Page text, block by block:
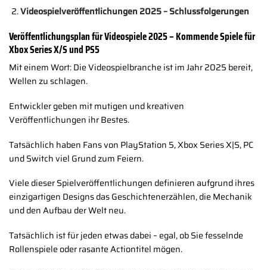
Videospielveröffentlichungen 2025 – Schlussfolgerungen
Veröffentlichungsplan für Videospiele 2025 – Kommende Spiele für
Xbox Series X/S und PS5
Mit einem Wort: Die Videospielbranche ist im Jahr 2025 bereit,
Wellen zu schlagen.
Entwickler geben mit mutigen und kreativen
Veröffentlichungen ihr Bestes.
Tatsächlich haben Fans von PlayStation 5, Xbox Series X|S, PC
und Switch viel Grund zum Feiern.
Viele dieser Spielveröffentlichungen definieren aufgrund ihres
einzigartigen Designs das Geschichtenerzählen, die Mechanik
und den Aufbau der Welt neu.
Tatsächlich ist für jeden etwas dabei – egal, ob Sie fesselnde
Rollenspiele oder rasante Actiontitel mögen.